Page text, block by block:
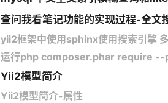
查问我看笔记功能的实现过程-全
yii2框架中使用sphinx使用搜索引擎
运行php composer.phar require
Yii2模型简介
Yii2模型简介-属性